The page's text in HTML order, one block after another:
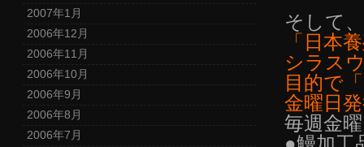
2007年1月
2006年12月
2006年11月
2006年10月
2006年9月
2006年8月
2006年7月
そして
「日本
シラス
目的で
金曜日
毎週金